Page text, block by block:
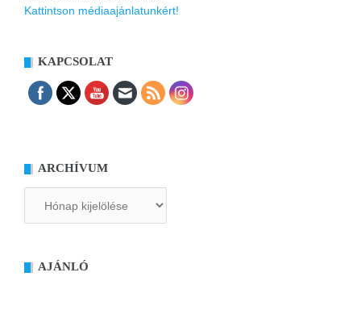
Kattintson médiaajánlatunkért!
KAPCSOLAT
ARCHÍVUM
AJÁNLÓ